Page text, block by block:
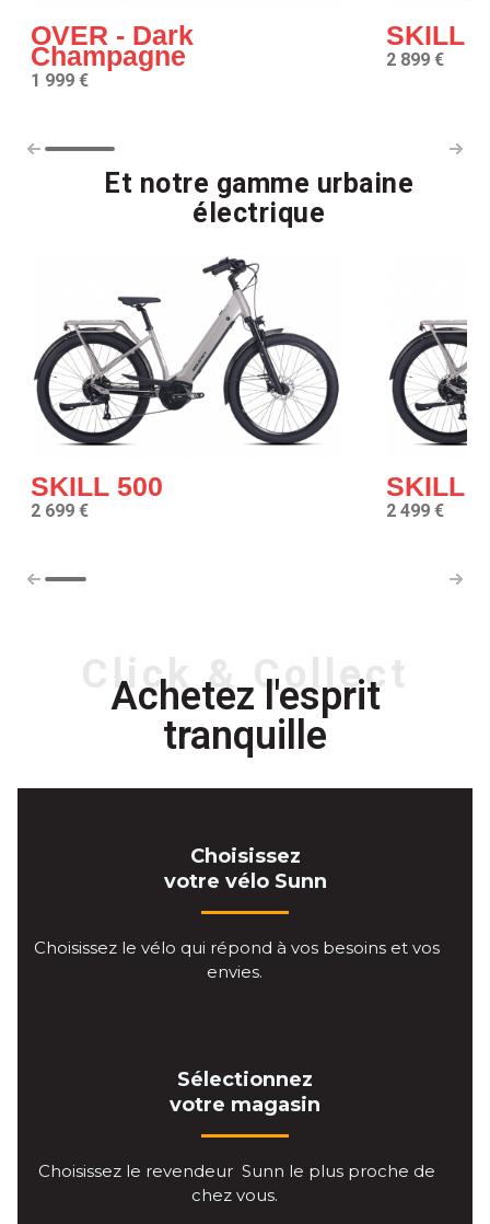
OVER - Dark
Champagne
1 999 €
SKILL
2 899 €
Et notre gamme urbaine
électrique
SKILL 500
2 699 €
SKILL
2 499 €
Click & Collect
Achetez l'esprit
tranquille
Choisissez
votre vélo Sunn
Choisissez le vélo qui répond à vos besoins et vos
envies.
Sélectionnez
votre magasin
Choisissez le revendeur Sunn le plus proche de
chez vous.